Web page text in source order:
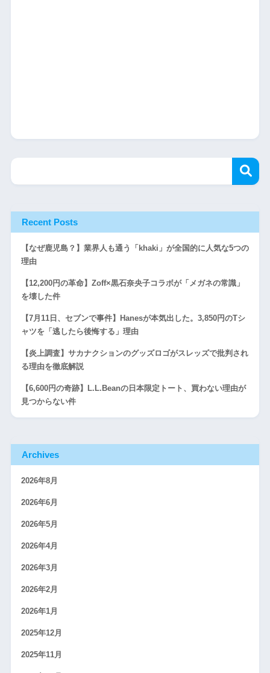
Recent Posts
【なぜ鹿児島？】業界人も通う「khaki」が全国的に人気な5つの
理由
【12,200円の革命】Zoff×黒石奈央子コラボが「メガネの常識」
を壊した件
【7月11日、セブンで事件】Hanesが本気出した。3,850円のTシ
ャツを「逃したら後悔する」理由
【炎上調査】サカナクションのグッズロゴがスレッズで批判され
る理由を徹底解説
【6,600円の奇跡】L.L.Beanの日本限定トート、買わない理由が
見つからない件
Archives
2026年8月
2026年6月
2026年5月
2026年4月
2026年3月
2026年2月
2026年1月
2025年12月
2025年11月